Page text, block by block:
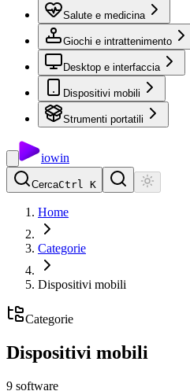
Salute e medicina
Giochi e intrattenimento
Desktop e interfaccia
Dispositivi mobili
Strumenti portatili
iowin
CercaCtrl K
Home
Categorie
Dispositivi mobili
Categorie
Dispositivi mobili
9 software